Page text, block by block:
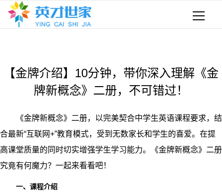
【金牌介绍】10分钟，带你深入理解《金
牌新概念》二册，不可错过！
《金牌新概念》二册，以完美契合中学生英语课程要求，结
合最新“互联网+”教育模式，受到无数家长和学生的喜爱。在提
高课堂质量的同时切实增强学生学习能力。《金牌新概念》二册
究竟有何魔力？一起来看看吧！
一、课程介绍